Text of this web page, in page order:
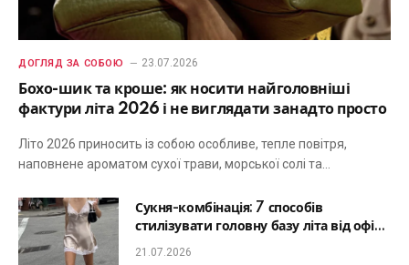
ДОГЛЯД ЗА СОБОЮ 23.07.2026
Бохо-шик та кроше: як носити найголовніші
фактури літа 2026 і не виглядати занадто просто
Літо 2026 приносить із собою особливе, тепле повітря,
наповнене ароматом сухої трави, морської солі та…
Сукня-комбінація: 7 способів
стилізувати головну базу літа від офісу
до романтичної вечері
21.07.2026